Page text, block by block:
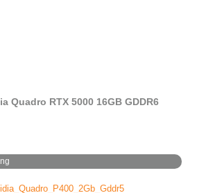
Quadro RTX 5000 16GB GDDR6